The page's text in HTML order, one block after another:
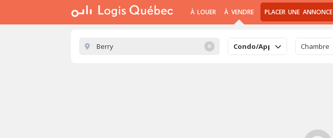
À LOUER À VENDRE PLACER UNE ANNONCE
✕ Condo/AppartementChambre